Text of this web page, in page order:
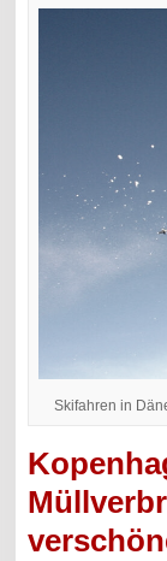
Skifahren in